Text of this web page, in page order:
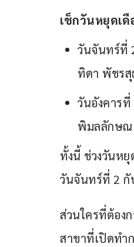
เช็กวันหยุดเ
วันจันทร์ที่
ทิดา พัชร
วันอังคาร
พิมลลักษณ
ทั้งนี้ ช่วงวันห
วันจันทร์ที่ 2 กั
ส่วนใครที่ต้อง
สาขาที่เปิดทำ